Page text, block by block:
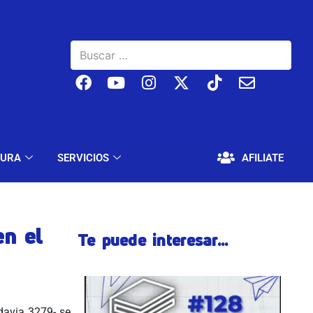
SERVICIOS AFILIATE
EDUCACIÓN Y CULTURA SERVICIOS
el Te puede interesar...